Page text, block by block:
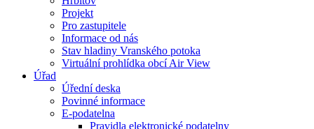
Projekt
Pro zastupitele
Informace od nás
Stav hladiny Vranského potoka
Virtuální prohlídka obcí Air View
Úřad
Úřední deska
Povinné informace
E-podatelna
Pravidla elektronické podatelny